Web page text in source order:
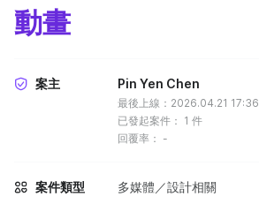
動畫
案主 Pin Yen Chen
最後上線：2026.04.21 17:36
已發起案件： 1 件
回覆率： -
案件類型 多媒體／設計相關